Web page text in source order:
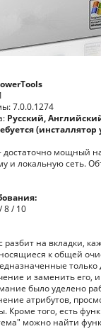
7.0.0.1274
Русский,
достаточно мощный
и локальную сеть.
8 / 10
разбит на вкладки,
к общей
только
и заменить его,
было уделено
атрибутов,
Кроме того, есть
можно найти